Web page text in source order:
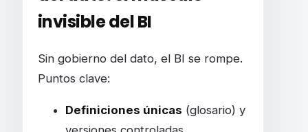
invisible del BI
Sin gobierno del dato, el BI se rompe.
Puntos clave:
Definiciones únicas (glosario) y